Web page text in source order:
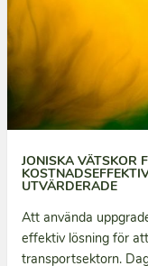
JONISKA VÄTSKOR
UTVÄRDERADE
Att använda
effektiv lösning för
transportsektorn.